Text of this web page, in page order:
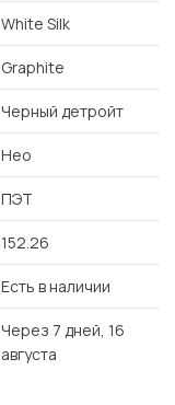
White Silk
Graphite
Черный детройт
Нео
ПЭТ
152.26
Есть в наличии
Через 7 дней, 16
августа